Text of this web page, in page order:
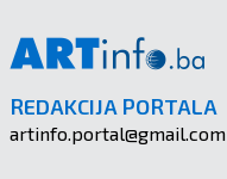
REDAKCIJA PORTALA
artinfo.portal@gmail.com